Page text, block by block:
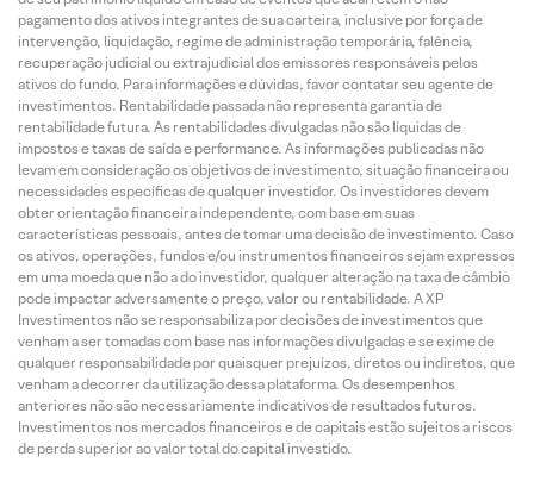
pagamento dos ativos integrantes de sua carteira, inclusive por força de
intervenção, liquidação, regime de administração temporária, falência,
recuperação judicial ou extrajudicial dos emissores responsáveis pelos
ativos do fundo. Para informações e dúvidas, favor contatar seu agente de
investimentos. Rentabilidade passada não representa garantia de
rentabilidade futura. As rentabilidades divulgadas não são líquidas de
impostos e taxas de saída e performance. As informações publicadas não
levam em consideração os objetivos de investimento, situação financeira ou
necessidades específicas de qualquer investidor. Os investidores devem
obter orientação financeira independente, com base em suas
características pessoais, antes de tomar uma decisão de investimento. Caso
os ativos, operações, fundos e/ou instrumentos financeiros sejam expressos
em uma moeda que não a do investidor, qualquer alteração na taxa de câmbio
pode impactar adversamente o preço, valor ou rentabilidade. A XP
Investimentos não se responsabiliza por decisões de investimentos que
venham a ser tomadas com base nas informações divulgadas e se exime de
qualquer responsabilidade por quaisquer prejuízos, diretos ou indiretos, que
venham a decorrer da utilização dessa plataforma. Os desempenhos
anteriores não são necessariamente indicativos de resultados futuros.
Investimentos nos mercados financeiros e de capitais estão sujeitos a riscos
de perda superior ao valor total do capital investido.